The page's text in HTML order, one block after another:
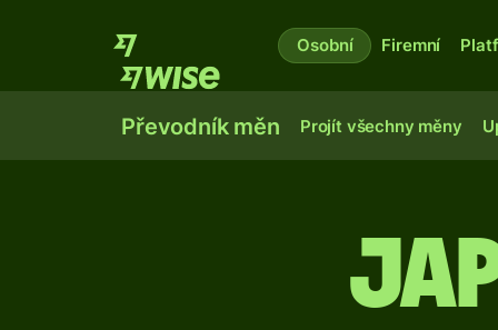
Osobní Firemní
Převodník měn Projít všechny měny